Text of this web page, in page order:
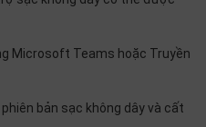
Microsoft Teams hoặc Truyền
bản sạc không dây và cất